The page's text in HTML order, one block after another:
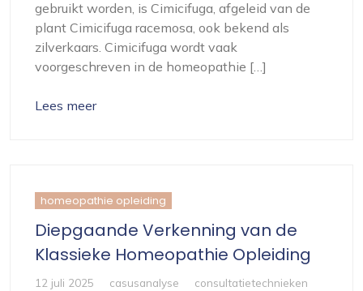
gebruikt worden, is Cimicifuga, afgeleid van de
plant Cimicifuga racemosa, ook bekend als
zilverkaars. Cimicifuga wordt vaak
voorgeschreven in de homeopathie […]
Lees meer
homeopathie opleiding
Diepgaande Verkenning van de
Klassieke Homeopathie Opleiding
12 juli 2025 casusanalyse
consultatietechnieken